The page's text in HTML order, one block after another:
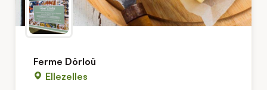
Ferme Dôrloû
Ellezelles